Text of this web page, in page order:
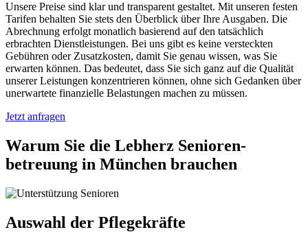
Unsere Preise sind klar und transparent gestaltet. Mit unseren festen
Tarifen behalten Sie stets den Überblick über Ihre Ausgaben. Die
Abrechnung erfolgt monatlich basierend auf den tatsächlich
erbrachten Dienstleistungen. Bei uns gibt es keine versteckten
Gebühren oder Zusatzkosten, damit Sie genau wissen, was Sie
erwarten können. Das bedeutet, dass Sie sich ganz auf die Qualität
unserer Leistungen konzentrieren können, ohne sich Gedanken über
unerwartete finanzielle Belastungen machen zu müssen.
Jetzt anfragen
Warum Sie die Lebherz Senioren­
betreuung in München brauchen
Auswahl der Pflegekräfte